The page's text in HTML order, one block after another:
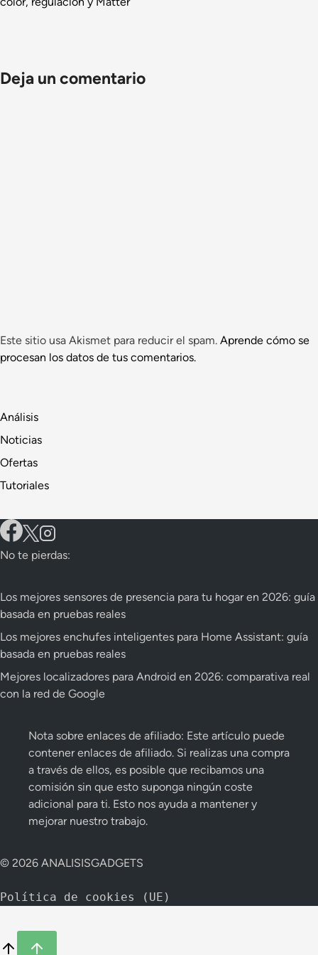
Deja un comentario
Este sitio usa Akismet para reducir el spam. Aprende cómo se
procesan los datos de tus comentarios.
Análisis
Noticias
Ofertas
Tutoriales
No te pierdas:
Los mejores sensores de presencia para tu hogar en 2026: guía
basada en pruebas reales
Los mejores enchufes inteligentes para Home Assistant: guía
basada en pruebas reales
Mejores localizadores para Android en 2026: comparativa real
con la red de Google
Nota sobre enlaces de afiliado: Este artículo puede
contener enlaces de afiliado. Si realizas una compra
a través de ellos, es posible que recibamos una
comisión sin que esto suponga ningún coste
adicional para ti. Esto nos ayuda a mantener y
mejorar nuestro trabajo.
© 2026 ANALISISGADGETS
Política de cookies (UE)